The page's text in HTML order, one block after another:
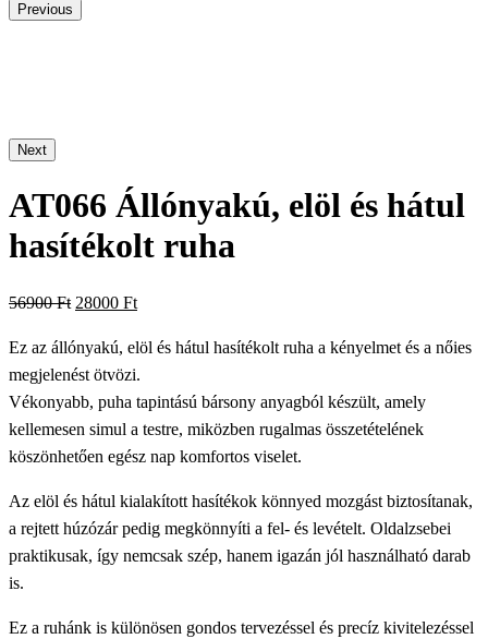
Previous
Next
AT066 Állónyakú, elöl és hátul
hasítékolt ruha
56900Ft Original
was:
56900 Ft.
28000 FtCurrent
is:
28000 Ft.
Ez az állónyakú, elöl és hátul hasítékolt ruha a kényelmet és a nőies
megjelenést ötvözi.
Vékonyabb, puha tapintású bársony anyagból készült, amely
kellemesen simul a testre, miközben rugalmas összetételének
köszönhetően egész nap komfortos viselet.
Az elöl és hátul kialakított hasítékok könnyed mozgást biztosítanak,
a rejtett húzózár pedig megkönnyíti a fel- és levételt. Oldalzsebei
praktikusak, így nemcsak szép, hanem igazán jól használható darab
is.
Ez a ruhánk is különösen gondos tervezéssel és precíz kivitelezéssel